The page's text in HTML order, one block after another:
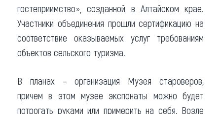
гостеприимство», созданной в Алтайском крае.
Участники объединения прошли сертификацию на
соответствие оказываемых услуг требованиям
объектов сельского туризма.
В планах – организация Музея староверов,
причем в этом музее экспонаты можно будет
потрогать руками или примерить на себя. Возле